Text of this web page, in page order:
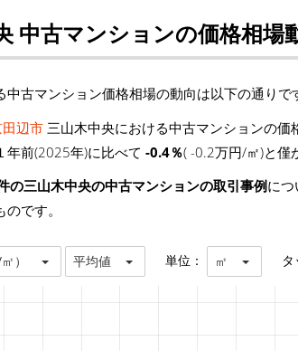
中古マンションの価格相場
古マンション価格相場の動向は以下の通りで
辺市 三山木中央における中古マンションの価
年前(2025年)に比べて -0.4％( -0.2万円/㎡)と僅
の三山木中央の中古マンションの取引事例に
です。
） 平均値 単位： ㎡ タ